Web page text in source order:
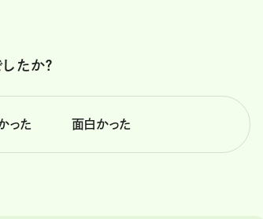
たか？
った 面白かった